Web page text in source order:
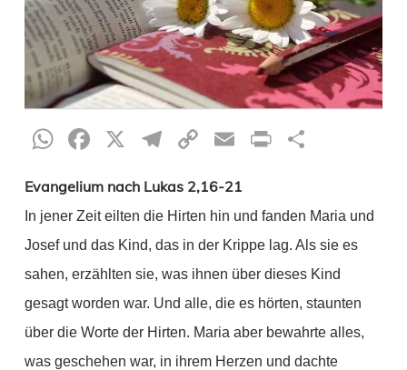
WhatsApp
Facebook
X Telegram
CopyEmailPrint
Evangelium nach Lukas 2,16-21
In jener Zeit eilten die Hirten hin und fanden Maria und
Josef und das Kind, das in der Krippe lag. Als sie es
sahen, erzählten sie, was ihnen über dieses Kind
gesagt worden war. Und alle, die es hörten, staunten
über die Worte der Hirten. Maria aber bewahrte alles,
was geschehen war, in ihrem Herzen und dachte